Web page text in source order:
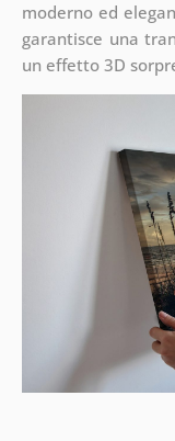
moderno ed
garantisce una
un effetto 3D